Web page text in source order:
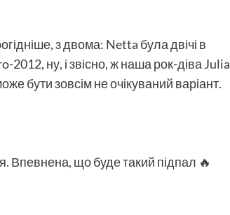
з двома: Netta була двічі в
2012, ну, і звісно, ж наша рок-діва Julia
бути зовсім не очікуваний варіант.
Впевнена, що буде такий підпал 🔥